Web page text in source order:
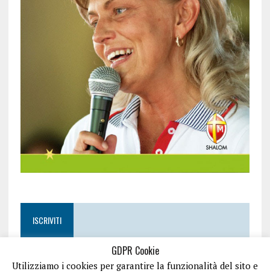
ISCRIVITI
GDPR Cookie
Utilizziamo i cookies per garantire la funzionalità del sito e